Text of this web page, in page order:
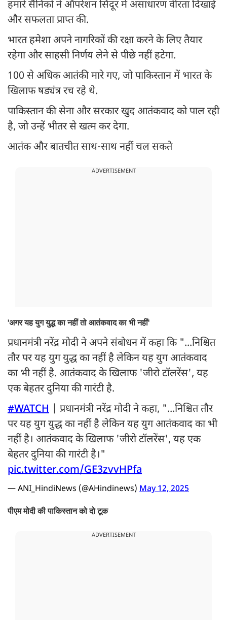
हमारे सैनिकों ने ऑपरेशन सिंदूर में असाधारण वीरता दिखाई
और सफलता प्राप्त की.
भारत हमेशा अपने नागरिकों की रक्षा करने के लिए तैयार
रहेगा और साहसी निर्णय लेने से पीछे नहीं हटेगा.
100 से अधिक आतंकी मारे गए, जो पाकिस्तान में भारत के
खिलाफ षड्यंत्र रच रहे थे.
पाकिस्तान की सेना और सरकार खुद आतंकवाद को पाल रही
है, जो उन्हें भीतर से खत्म कर देगा.
आतंक और बातचीत साथ-साथ नहीं चल सकते
ADVERTISEMENT
'अगर यह युग युद्ध का नहीं तो आतंकवाद का भी नहीं'
प्रधानमंत्री नरेंद्र मोदी ने अपने संबोधन में कहा कि "...निश्चित
तौर पर यह युग युद्ध का नहीं है लेकिन यह युग आतंकवाद
का भी नहीं है. आतंकवाद के खिलाफ 'जीरो टॉलरेंस', यह
एक बेहतर दुनिया की गारंटी है.
#WATCH | प्रधानमंत्री नरेंद्र मोदी ने कहा, "...निश्चित तौर
पर यह युग युद्ध का नहीं है लेकिन यह युग आतंकवाद का भी
नहीं है। आतंकवाद के खिलाफ 'जीरो टॉलरेंस', यह एक
बेहतर दुनिया की गारंटी है।"
pic.twitter.com/GE3zvvHPfa
— ANI_HindiNews (@AHindinews) May 12, 2025
पीएम मोदी की पाकिस्तान को दो टूक
ADVERTISEMENT